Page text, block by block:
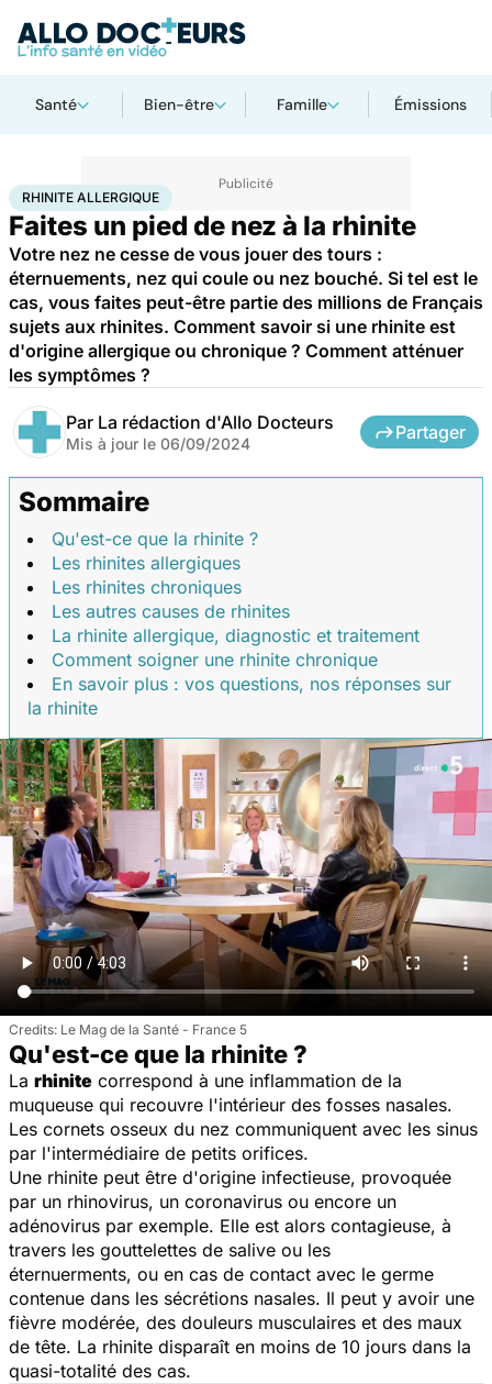
Santé Bien-être Famille Émissions
AccueilSanté MaladiesRhinite allergique
RHINITE ALLERGIQUE
Faites un pied de nez à la rhinite
Votre nez ne cesse de vous jouer des tours :
éternuements, nez qui coule ou nez bouché. Si tel est le
cas, vous faites peut-être partie des millions de Français
sujets aux rhinites. Comment savoir si une rhinite est
d'origine allergique ou chronique ? Comment atténuer
les symptômes ?
Par La rédaction d'Allo Docteurs
Mis à jour le 06/09/2024
Partager
Sommaire
Qu'est-ce que la rhinite ?
Les rhinites allergiques
Les rhinites chroniques
Les autres causes de rhinites
La rhinite allergique, diagnostic et traitement
Comment soigner une rhinite chronique
En savoir plus : vos questions, nos réponses sur
la rhinite
Le Mag de la Santé - France 5
Qu'est-ce que la rhinite ?
La rhinite correspond à une inflammation de la
muqueuse qui recouvre l'intérieur des fosses nasales.
Les cornets osseux du nez communiquent avec les sinus
par l'intermédiaire de petits orifices.
Une rhinite peut être d'origine infectieuse, provoquée
par un rhinovirus, un coronavirus ou encore un
adénovirus par exemple. Elle est alors contagieuse, à
travers les gouttelettes de salive ou les
éternuerments, ou en cas de contact avec le germe
contenue dans les sécrétions nasales. Il peut y avoir une
fièvre modérée, des douleurs musculaires et des maux
de tête. La rhinite disparaît en moins de 10 jours dans la
quasi-totalité des cas.